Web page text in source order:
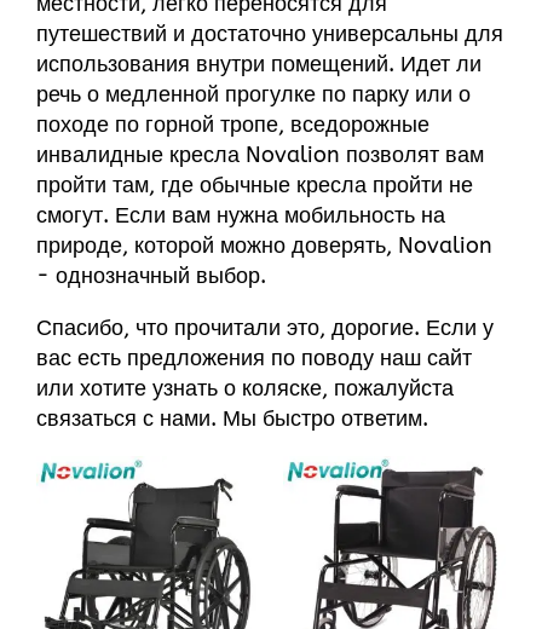
путешествий и достаточно универсальны для
использования внутри помещений. Идет ли
речь о медленной прогулке по парку или о
походе по горной тропе, вседорожные
инвалидные кресла Novalion позволят вам
пройти там, где обычные кресла пройти не
смогут. Если вам нужна мобильность на
природе, которой можно доверять, Novalion
- однозначный выбор.
Спасибо, что прочитали это, дорогие. Если у
вас есть предложения по поводу наш сайт
или хотите узнать о коляске, пожалуйста
связаться с нами. Мы быстро ответим.